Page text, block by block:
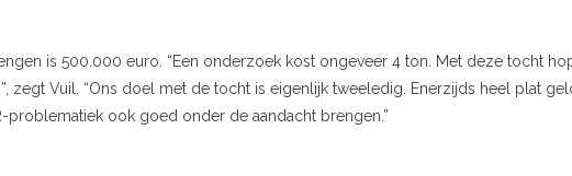
is 500.000 euro. “Een onderzoek kost ongeveer 4 ton. Met deze tocht
zegt Vuil. “Ons doel met de tocht is eigenlijk tweeledig. Enerzijds heel plat
ook goed onder de aandacht brengen.”